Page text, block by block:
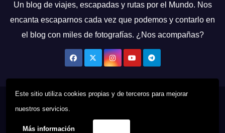
Este sitio utiliza cookies propias y de terceros para mejorar
nuestros servicios.
Más información
Un blog de viajes, escapadas y rutas por el Mundo. Nos
encanta escaparnos cada vez que podemos y contarlo en
el blog con miles de fotografías. ¿Nos acompañas?
Funciona gracias a WordPress
Quien SoyContactoPolítica de cookies